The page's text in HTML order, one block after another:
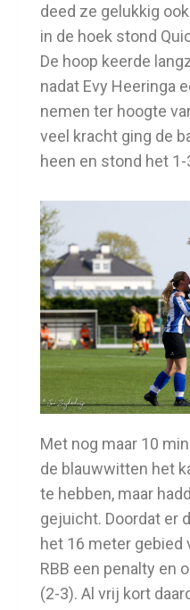
deed ze gelukkig
in de hoek stond
De hoop keerde
nadat Evy Heeringa
nemen ter hoogte
veel kracht ging de
heen en stond het 1-
Met nog maar 10
de blauwwitten het
te hebben, maar
gejuicht. Doordat er
het 16 meter gebied
RBB een penalty en
(2-3). Al vrij kort